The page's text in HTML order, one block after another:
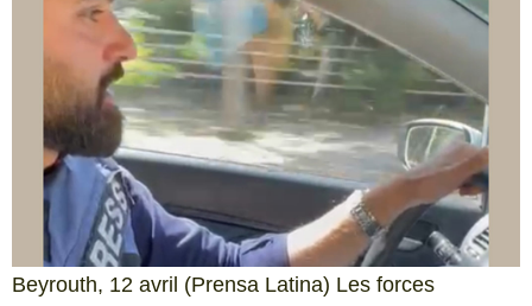
Beyrouth, 12 avril (Prensa Latina) Les forces